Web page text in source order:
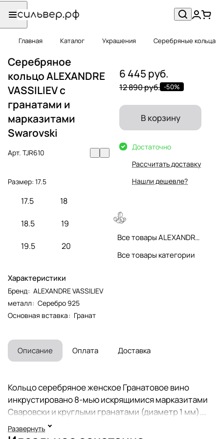
Главная Каталог Украшения Серебряные кольца
Серебряное
кольцо ALEXANDRE
VASSILIEV с
гранатами и
марказитами
Swarovski
Арт. TJR610
Размер: 17.5
17.5 18
18.5 19
19.5 20
Характеристики
Бренд: ALEXANDRE VASSILIEV
металл: Серебро 925
Основная вставка: Гранат
6 445 руб.
12 890 руб. -50%
В корзину
Достаточно
Рассчитать доставку
Нашли дешевле?
Все товары ALEXANDRE VASSILIEV
Все товары категории
Описание Оплата Доставка
Кольцо серебряное женское Гранатовое вино
инкрустировано 8-мью искрящимися марказитами
Сваровски и круглыми гранатами (диаметр 1 мм).
Перстень выполнен из серебра 925 пробы в виде
плода граната с листиками. Гранат является
Развернуть